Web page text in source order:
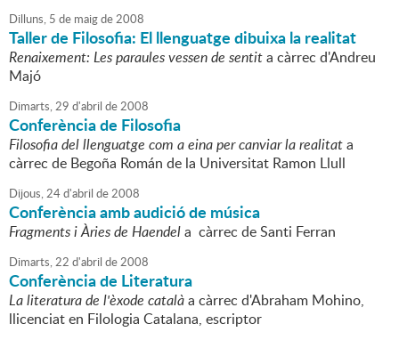
Dilluns, 5 de maigde2008
Taller de Filosofia: El llenguatge dibuixa la realitat
Renaixement: Les paraules vessen de sentita càrrec d'Andreu
Majó
Dimarts,29 d'abril de2008
Conferència de Filosofia
Filosofia del llenguatge com a eina per canviar la realitata
càrrec de Begoña Román de la Universitat Ramon Llull
Dijous,24d'abril de2008
Conferència amb audició de música
Fragments i Àries de Haendela càrrec de Santi Ferran
Dimarts,22 d'abril de2008
Conferència de Literatura
La literatura de l'èxode catalàa càrrec d'Abraham Mohino,
llicenciat en Filologia Catalana, escriptor